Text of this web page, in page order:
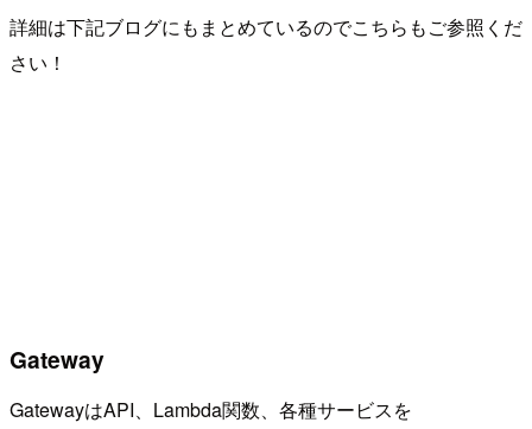
詳細は下記ブログにもまとめているのでこちらもご参照くだ
さい！
Gateway
GatewayはAPI、Lambda関数、各種サービスを